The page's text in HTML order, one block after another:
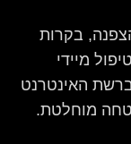
בקרות
מיידי
האינטרנט
מוחלטת.